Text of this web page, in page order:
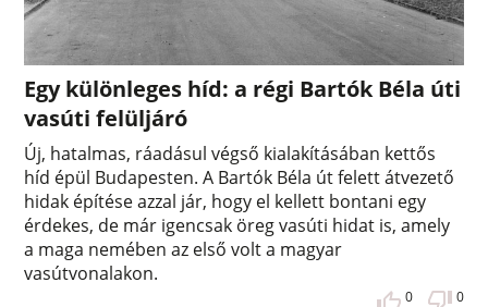
Egy különleges híd: a régi Bartók Béla úti
vasúti felüljáró
Új, hatalmas, ráadásul végső kialakításában kettős
híd épül Budapesten. A Bartók Béla út felett átvezető
hidak építése azzal jár, hogy el kellett bontani egy
érdekes, de már igencsak öreg vasúti hidat is, amely
a maga nemében az első volt a magyar
vasútvonalakon.
0 0